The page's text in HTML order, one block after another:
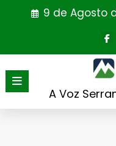
9 de Agosto
A Voz